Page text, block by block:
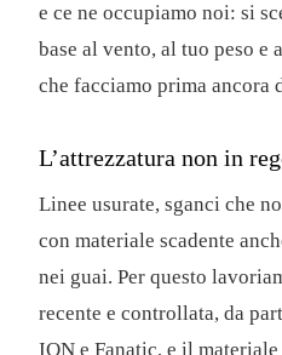
e ce ne occupiamo noi: si
base al vento, al tuo peso
che facciamo prima ancora
L’attrezzatura non in
Linee usurate, sganci che
con materiale scadente
nei guai. Per questo
recente e controllata, da
ION e Fanatic, e il